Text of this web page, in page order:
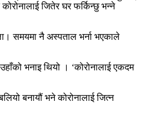
जितेर घर फर्किन्छु भन्ने
समयमा नै अस्पताल भर्ना भएकाले
भनाइ थियो । ‘कोरोनालाई एकदम
बनायौं भने कोरोनालाई जित्न